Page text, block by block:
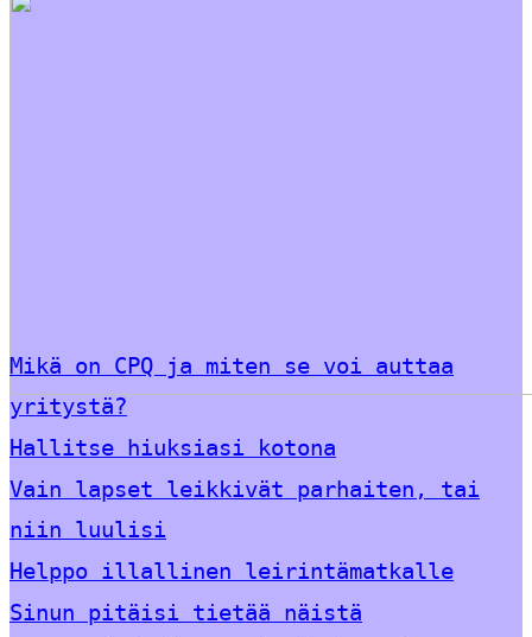
Mikä on CPQ ja miten se voi auttaa
yritystä?
Hallitse hiuksiasi kotona
Vain lapset leikkivät parhaiten, tai
niin luulisi
Helppo illallinen leirintämatkalle
Sinun pitäisi tietää näistä